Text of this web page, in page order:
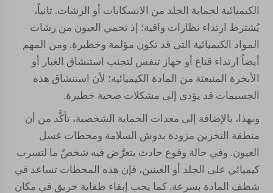
الكيميائية لحماية الجلد من الانسكابات أو الرشات. ثانياً،
يُشترط ارتداء نظارات واقية؛ إذ تحمي العيون من رشات
المواد الكيميائية التي قد تكون مؤلمة وخطيرة. ومن المهم
أيضاً ارتداء قناع أو جهاز تنفس لتجنب استنشاق الغبار أو
الأبخرة المنبعثة من المادة الكيميائية؛ لأن استنشاق هذه
الجسيمات قد يؤدي إلى مشكلات صحية خطيرة.
وبهذا، بالإضافة إلى معدات الحماية الشخصية، تأكَّد من أن
منطقة التخزين مزودة بدوش السلامة ومحطات غسل
العيون. وفي حالة وقوع حادث يتعرَّض فيه شخصٌ ما لتسرب
كيميائي على الجلد أو العينين، فإن هذه المحطات تساعد في
شطف المادة بسرعة. كما يجب إبقاء طفاية حريق في مكان